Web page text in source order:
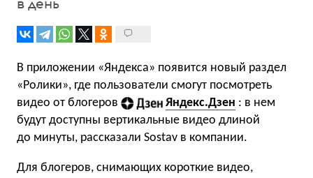
В приложении «Яндекса» появится новый раздел
«Ролики», где пользователи смогут посмотреть
видео от блогеров
Яндекс.Дзен : в нем
будут доступны вертикальные видео длиной
до минуты, рассказали Sostav в компании.
Для блогеров, снимающих короткие видео,